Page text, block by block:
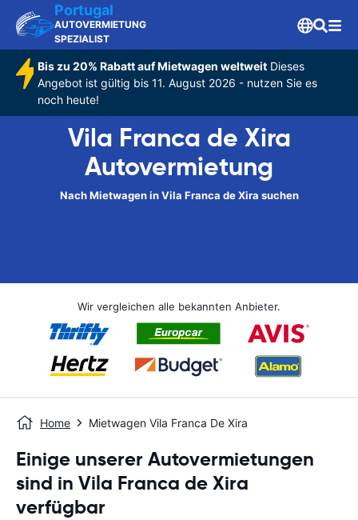
Portugal
AUTOVERMIETUNG
SPEZIALIST
Bis zu 20% Rabatt auf Mietwagen weltweitDieses
Angebot ist gültig bis 11. August 2026 - nutzen Sie es
noch heute!
Vila Franca de Xira
Autovermietung
Nach Mietwagen in Vila Franca de Xira suchen
Wir vergleichen alle bekannten Anbieter.
Home Mietwagen Vila Franca De Xira
Einige unserer Autovermietungen
sind in Vila Franca de Xira
verfügbar